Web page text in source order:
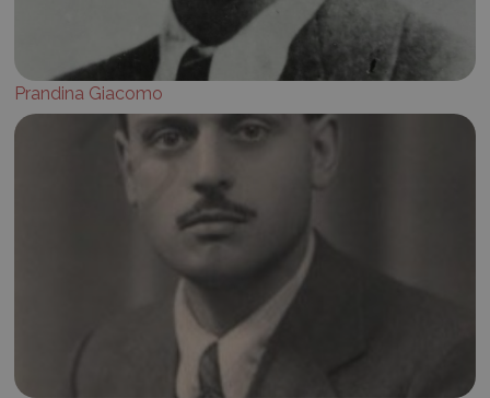
Prandina Giacomo